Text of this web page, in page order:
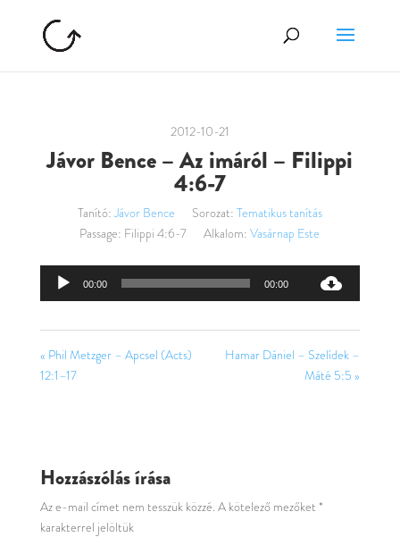
2012-10-21
Jávor Bence – Az imáról – Filippi
4:6-7
Tanító:Jávor Bence Sorozat: Tematikus tanítás
Passage: Filippi 4:6-7 Alkalom: Vasárnap Este
Audió
00:00 00:00
« Phil Metzger – Apcsel (Acts)
12:1–17
Hamar Dániel – Szelídek –
Máté 5:5 »
Hozzászólás írása
Az e-mail címet nem tesszük közzé. A kötelező mezőket *
karakterrel jelöltük